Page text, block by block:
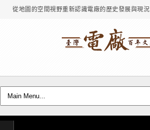
從地圖的空間視野重新認識電廠的歷史發展與現況